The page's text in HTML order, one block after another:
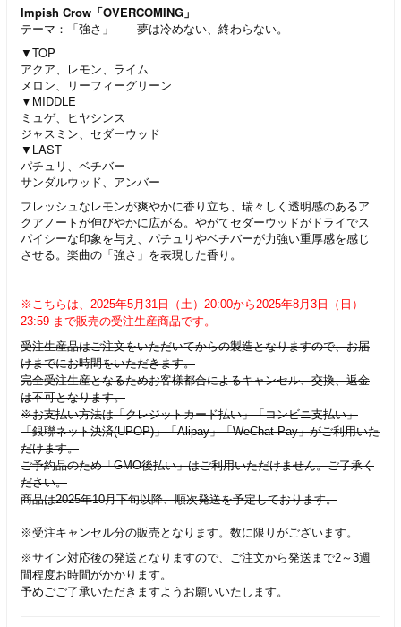
Impish Crow「OVERCOMING」
テーマ：「強さ」――夢は冷めない、終わらない。
▼TOP
アクア、レモン、ライム
メロン、リーフィーグリーン
▼MIDDLE
ミュゲ、ヒヤシンス
ジャスミン、セダーウッド
▼LAST
パチュリ、ベチバー
サンダルウッド、アンバー
フレッシュなレモンが爽やかに香り立ち、瑞々しく透明感のあるア
クアノートが伸びやかに広がる。やがてセダーウッドがドライでス
パイシーな印象を与え、パチュリやベチバーが力強い重厚感を感じ
させる。楽曲の「強さ」を表現した香り。
※こちらは、2025年5月31日（土）20:00から2025年8月3日（日）
23:59 まで販売の受注生産商品です。
受注生産品はご注文をいただいてからの製造となりますので、お届
けまでにお時間をいただきます。
完全受注生産となるためお客様都合によるキャンセル、交換、返金
は不可となります。
※お支払い方法は「クレジットカード払い」「コンビニ支払い」
「銀聯ネット決済(UPOP)」「Alipay」「WeChat Pay」がご利用いた
だけます。
ご予約品のため「GMO後払い」はご利用いただけません。ご了承く
ださい。
商品は2025年10月下旬以降、順次発送を予定しております。
※受注キャンセル分の販売となります。数に限りがございます。
​※サイン対応後の発送となりますので、ご注文から発送まで2～3週
間程度お時間がかかります。
予めごご了承いただきますようお願いいたします。